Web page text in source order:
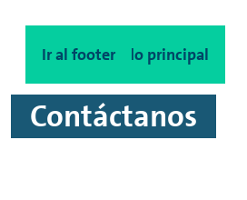
Ir al contenido principal
Ir al footer
Contáctanos